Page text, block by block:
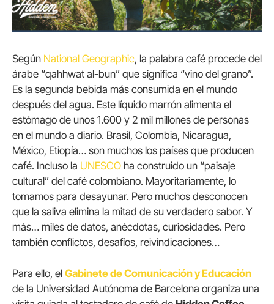
Según National Geographic, la palabra café procede del
árabe “qahhwat al-bun” que significa “vino del grano”.
Es la segunda bebida más consumida en el mundo
después del agua. Este líquido marrón alimenta el
estómago de unos 1.600 y 2 mil millones de personas
en el mundo a diario. Brasil, Colombia, Nicaragua,
México, Etiopía… son muchos los países que producen
café. Incluso la UNESCO ha construido un “paisaje
cultural” del café colombiano. Mayoritariamente, lo
tomamos para desayunar. Pero muchos desconocen
que la saliva elimina la mitad de su verdadero sabor. Y
más… miles de datos, anécdotas, curiosidades. Pero
también conflictos, desafíos, reivindicaciones…
Para ello, el Gabinete de Comunicación y Educación
de la Universidad Autónoma de Barcelona organiza una